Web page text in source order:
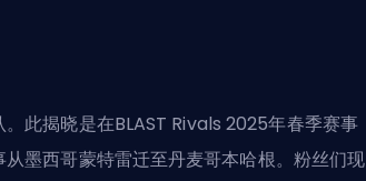
此揭晓是在BLAST Rivals 2025年春季赛事
墨西哥蒙特雷迁至丹麦哥本哈根。粉丝们现